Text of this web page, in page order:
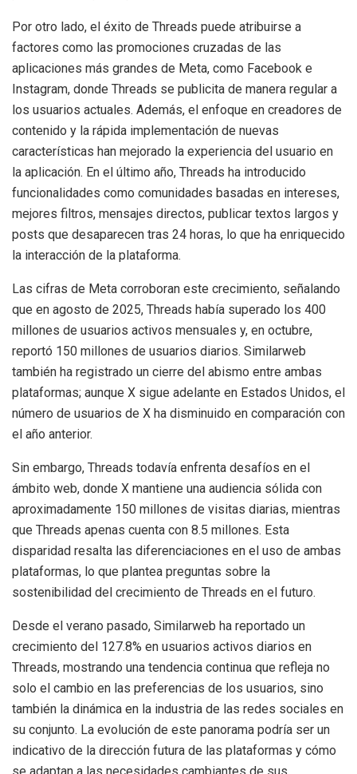
Por otro lado, el éxito de Threads puede atribuirse a
factores como las promociones cruzadas de las
aplicaciones más grandes de Meta, como Facebook e
Instagram, donde Threads se publicita de manera regular a
los usuarios actuales. Además, el enfoque en creadores de
contenido y la rápida implementación de nuevas
características han mejorado la experiencia del usuario en
la aplicación. En el último año, Threads ha introducido
funcionalidades como comunidades basadas en intereses,
mejores filtros, mensajes directos, publicar textos largos y
posts que desaparecen tras 24 horas, lo que ha enriquecido
la interacción de la plataforma.
Las cifras de Meta corroboran este crecimiento, señalando
que en agosto de 2025, Threads había superado los 400
millones de usuarios activos mensuales y, en octubre,
reportó 150 millones de usuarios diarios. Similarweb
también ha registrado un cierre del abismo entre ambas
plataformas; aunque X sigue adelante en Estados Unidos, el
número de usuarios de X ha disminuido en comparación con
el año anterior.
Sin embargo, Threads todavía enfrenta desafíos en el
ámbito web, donde X mantiene una audiencia sólida con
aproximadamente 150 millones de visitas diarias, mientras
que Threads apenas cuenta con 8.5 millones. Esta
disparidad resalta las diferenciaciones en el uso de ambas
plataformas, lo que plantea preguntas sobre la
sostenibilidad del crecimiento de Threads en el futuro.
Desde el verano pasado, Similarweb ha reportado un
crecimiento del 127.8% en usuarios activos diarios en
Threads, mostrando una tendencia continua que refleja no
solo el cambio en las preferencias de los usuarios, sino
también la dinámica en la industria de las redes sociales en
su conjunto. La evolución de este panorama podría ser un
indicativo de la dirección futura de las plataformas y cómo